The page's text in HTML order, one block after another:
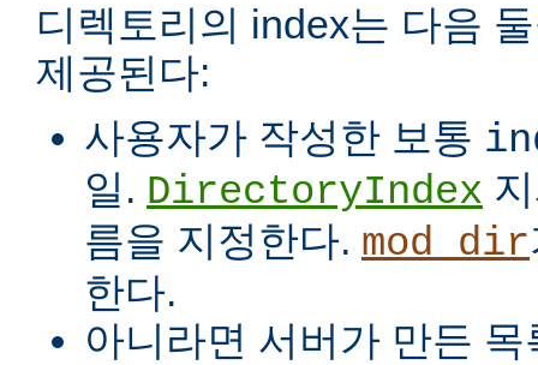
디렉토리의 index는 다음
제공된다:
사용자가 작성한 보통
일. DirectoryIndex
름을 지정한다. mod_dir
한다.
아니라면 서버가 만든